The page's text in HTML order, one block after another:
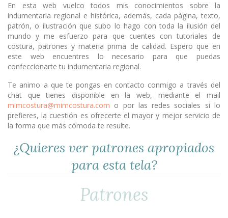
En esta web vuelco todos mis conocimientos sobre la
indumentaria regional e histórica, además, cada página, texto,
patrón, o ilustración que subo lo hago con toda la ilusión del
mundo y me esfuerzo para que cuentes con tutoriales de
costura, patrones y materia prima de calidad. Espero que en
este web encuentres lo necesario para que puedas
confeccionarte tu indumentaria regional.
Te animo a que te pongas en contacto conmigo a través del
chat que tienes disponible en la web, mediante el mail
mimcostura@mimcostura.com o por las redes sociales si lo
prefieres, la cuestión es ofrecerte el mayor y mejor servicio de
la forma que más cómoda te resulte.
¿Quieres ver patrones apropiados
para esta tela?
Patrones